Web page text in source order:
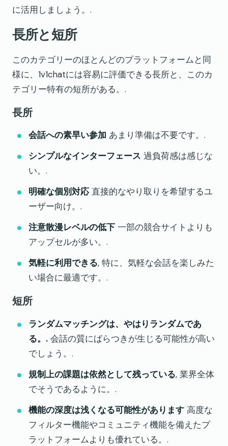
に活用しましょう。.
長所と短所
このカテゴリーのほとんどのプラットフォームと同
様に、1v1chatには容易に評価できる長所と、このカ
テゴリー特有の短所がある。.
長所
会話への素早い参加 あまり準備は不要です。.
シンプルなインターフェース 過負荷感は感じな
い。.
明確な個別対応 直接的なやり取りを希望するユ
ーザー向け。.
注意散漫レベルの低下 一部の競合サイトよりも
アップセルが多い。.
気軽に利用できる, 特に、気軽な会話を楽しみた
い場合に最適です。.
短所
ランダムマッチングは、やはりランダムであ
る。. 会話の質にばらつきが生じる可能性が高い
でしょう。.
規制上の課題は依然として残っている, 業界全体
でそうであるように。.
機能の深度は浅くなる可能性があります 高度な
フィルター機能やコミュニティ機能を備えたプ
ラットフォームよりも優れている。.